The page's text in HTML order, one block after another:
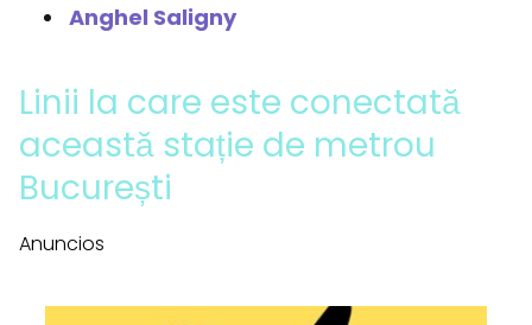
Anghel Saligny
Linii la care este conectată
această stație de metrou
București
Anuncios